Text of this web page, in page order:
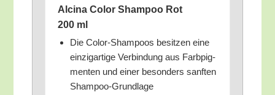
Alci­na Color Sham­poo Rot
200 ml
Die Color-Sham­poos besit­zen eine
ein­zig­ar­ti­ge Ver­bin­dung aus Farb­pig­
men­ten und einer beson­ders sanf­ten
Shampoo-Grundlage